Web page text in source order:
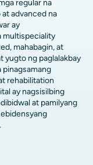
regular na
advanced na
ay
multispeciality
mahabagin, at
yugto ng paglalakbay
pinagsamang
rehabilitation
ay nagsisilbing
at pamilyang
ebidensyang